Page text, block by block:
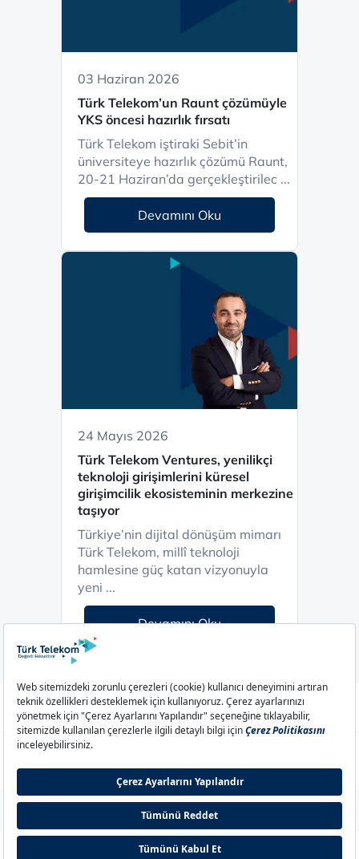
03 Haziran 2026
Türk Telekom’un Raunt çözümüyle
YKS öncesi hazırlık fırsatı
Türk Telekom iştiraki Sebit’in
üniversiteye hazırlık çözümü Raunt,
20-21 Haziran’da gerçekleştirilec ...
Devamını Oku
24 Mayıs 2026
Türk Telekom Ventures, yenilikçi
teknoloji girişimlerini küresel
girişimcilik ekosisteminin merkezine
taşıyor
Türkiye’nin dijital dönüşüm mimarı
Türk Telekom, millî teknoloji
hamlesine güç katan vizyonuyla
yeni ...
Devamını Oku